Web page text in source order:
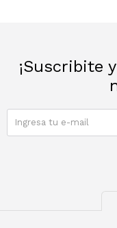
¡Suscribite